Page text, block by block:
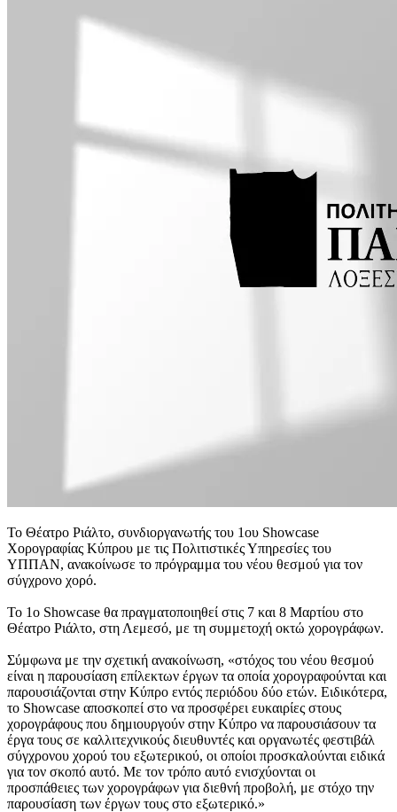
Το Θέατρο Ριάλτο, συνδιοργανωτής του 1ου Showcase
Χορογραφίας Κύπρου με τις Πολιτιστικές Υπηρεσίες του
ΥΠΠΑΝ, ανακοίνωσε το πρόγραμμα του νέου θεσμού για τον
σύγχρονο χορό.
Το 1o Showcase θα πραγματοποιηθεί στις 7 και 8 Μαρτίου στο
Θέατρο Ριάλτο, στη Λεμεσό, με τη συμμετοχή οκτώ χορογράφων.
Σύμφωνα με την σχετική ανακοίνωση, «στόχος του νέου θεσμού
είναι η παρουσίαση επίλεκτων έργων τα οποία χορογραφούνται και
παρουσιάζονται στην Κύπρο εντός περιόδου δύο ετών. Ειδικότερα,
το Showcase αποσκοπεί στο να προσφέρει ευκαιρίες στους
χορογράφους που δημιουργούν στην Κύπρο να παρουσιάσουν τα
έργα τους σε καλλιτεχνικούς διευθυντές και οργανωτές φεστιβάλ
σύγχρονου χορού του εξωτερικού, οι οποίοι προσκαλούνται ειδικά
για τον σκοπό αυτό. Με τον τρόπο αυτό ενισχύονται οι
προσπάθειες των χορογράφων για διεθνή προβολή, με στόχο την
παρουσίαση των έργων τους στο εξωτερικό.»